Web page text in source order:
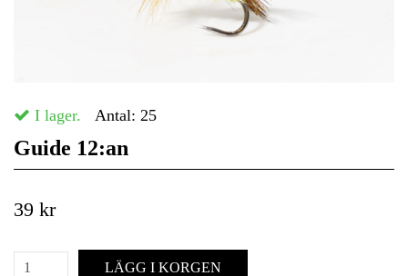
I lager. Antal: 25
Guide 12:an
39 kr
LÄGG I KORGEN